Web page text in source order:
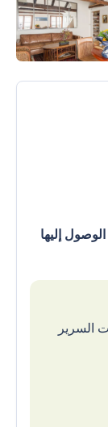
الطابق 5 • يمكن الوصول إليها
السرير